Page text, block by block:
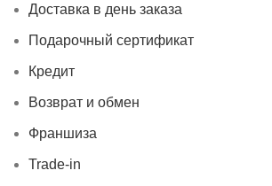
Доставка в день заказа
Подарочный сертификат
Кредит
Возврат и обмен
Франшиза
Trade-in